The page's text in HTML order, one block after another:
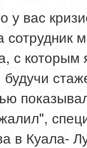
у вас
сотрудник
с
будучи
в Куала-